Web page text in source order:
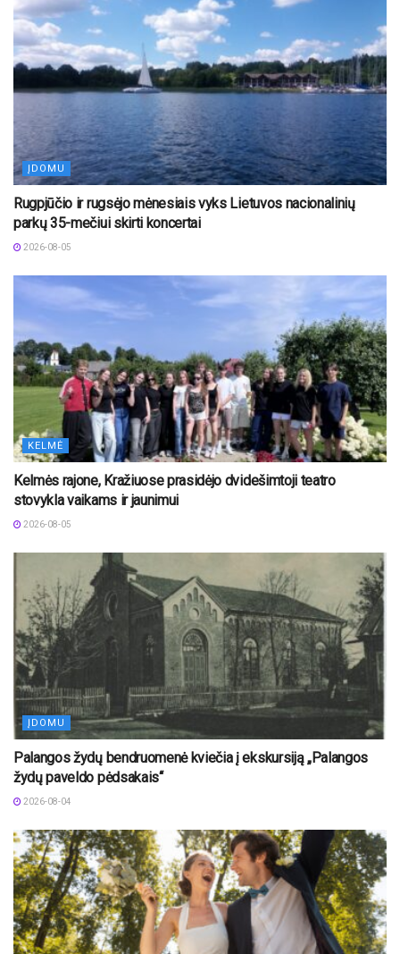
ĮDOMU
Rugpjūčio ir rugsėjo mėnesiais vyks Lietuvos nacionalinių
parkų 35-mečiui skirti koncertai
2026-08-05
KELMĖ
Kelmės rajone, Kražiuose prasidėjo dvidešimtoji teatro
stovykla vaikams ir jaunimui
2026-08-05
ĮDOMU
Palangos žydų bendruomenė kviečia į ekskursiją „Palangos
žydų paveldo pėdsakais“
2026-08-04